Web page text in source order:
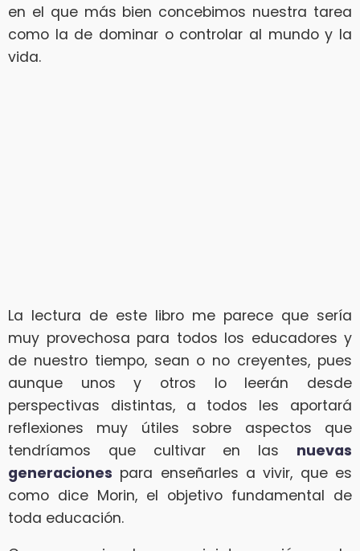
en el que más bien concebimos nuestra tarea
como la de dominar o controlar al mundo y la
vida.
La lectura de este libro me parece que sería
muy provechosa para todos los educadores y
de nuestro tiempo, sean o no creyentes, pues
aunque unos y otros lo leerán desde
perspectivas distintas, a todos les aportará
reflexiones muy útiles sobre aspectos que
tendríamos que cultivar en las nuevas
generaciones para enseñarles a vivir, que es
como dice Morin, el objetivo fundamental de
toda educación.